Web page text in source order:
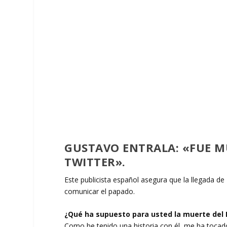
GUSTAVO ENTRALA: «FUE
TWITTER».
Este publicista español asegura que la llegada
comunicar el papado.
¿Qué ha supuesto para usted la muerte del